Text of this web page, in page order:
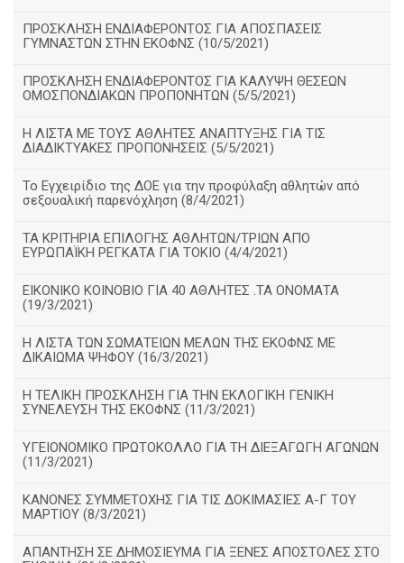
ΠΡΟΣΚΛΗΣΗ ΕΝΔΙΑΦΕΡΟΝΤΟΣ ΓΙΑ ΑΠΟΣΠΑΣΕΙΣ
ΓΥΜΝΑΣΤΩΝ ΣΤΗΝ ΕΚΟΦΝΣ (10/5/2021)
ΠΡΟΣΚΛΗΣΗ ΕΝΔΙΑΦΕΡΟΝΤΟΣ ΓΙΑ ΚΑΛΥΨΗ ΘΕΣΕΩΝ
ΟΜΟΣΠΟΝΔΙΑΚΩΝ ΠΡΟΠΟΝΗΤΩΝ (5/5/2021)
H ΛΙΣΤΑ ΜΕ ΤΟΥΣ ΑΘΛΗΤΕΣ ΑΝΑΠΤΥΞΗΣ ΓΙΑ ΤΙΣ
ΔΙΑΔΙΚΤΥΑΚΕΣ ΠΡΟΠΟΝΗΣΕΙΣ (5/5/2021)
Το Εγχειρίδιο της ΔΟΕ για την προφύλαξη αθλητών από
σεξουαλική παρενόχληση (8/4/2021)
ΤΑ ΚΡΙΤΗΡΙΑ ΕΠΙΛΟΓΗΣ ΑΘΛΗΤΩΝ/ΤΡΙΩΝ ΑΠΟ
ΕΥΡΩΠΑΪΚΗ ΡΕΓΚΑΤΑ ΓΙΑ ΤΟΚΙΟ (4/4/2021)
ΕΙΚΟΝΙΚΟ ΚΟΙΝΟΒΙΟ ΓΙΑ 40 ΑΘΛΗΤΕΣ .ΤΑ ΟΝΟΜΑΤΑ
(19/3/2021)
Η ΛΙΣΤΑ ΤΩΝ ΣΩΜΑΤΕΙΩΝ ΜΕΛΩΝ ΤΗΣ ΕΚΟΦΝΣ ΜΕ
ΔΙΚΑΙΩΜΑ ΨΗΦΟΥ (16/3/2021)
Η ΤΕΛΙΚΗ ΠΡΟΣΚΛΗΣΗ ΓΙΑ ΤΗΝ ΕΚΛΟΓΙΚΗ ΓΕΝΙΚΗ
ΣΥΝΕΛΕΥΣΗ ΤΗΣ ΕΚΟΦΝΣ (11/3/2021)
ΥΓΕΙΟΝΟΜΙΚΟ ΠΡΩΤΟΚΟΛΛΟ ΓΙΑ ΤΗ ΔΙΕΞΑΓΩΓΗ ΑΓΩΝΩΝ
(11/3/2021)
ΚΑΝΟΝΕΣ ΣΥΜΜΕΤΟΧΗΣ ΓΙΑ ΤΙΣ ΔΟΚΙΜΑΣΙΕΣ Α-Γ ΤΟΥ
ΜΑΡΤΙΟΥ (8/3/2021)
ΑΠΑΝΤΗΣΗ ΣΕ ΔΗΜΟΣΙΕΥΜΑ ΓΙΑ ΞΕΝΕΣ ΑΠΟΣΤΟΛΕΣ ΣΤΟ